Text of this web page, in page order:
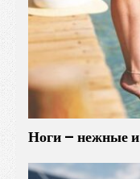
Ноги – нежные